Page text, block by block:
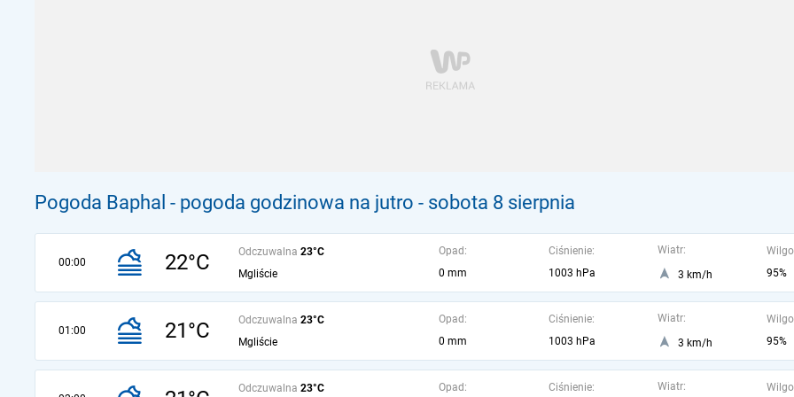
Pogoda Baphal - pogoda godzinowa na jutro - sobota 8 sierpnia
00:00 22°C Odczuwalna 23°C
Mgliście
Opad:
0 mm
Ciśnienie:
1003 hPa
Wiatr:
3 km/h
95%
01:00 21°C Odczuwalna 23°C
Mgliście
Opad:
0 mm
Ciśnienie:
1003 hPa
Wiatr:
3 km/h
95%
Odczuwalna 23°C Opad: Ciśnienie: Wiatr: